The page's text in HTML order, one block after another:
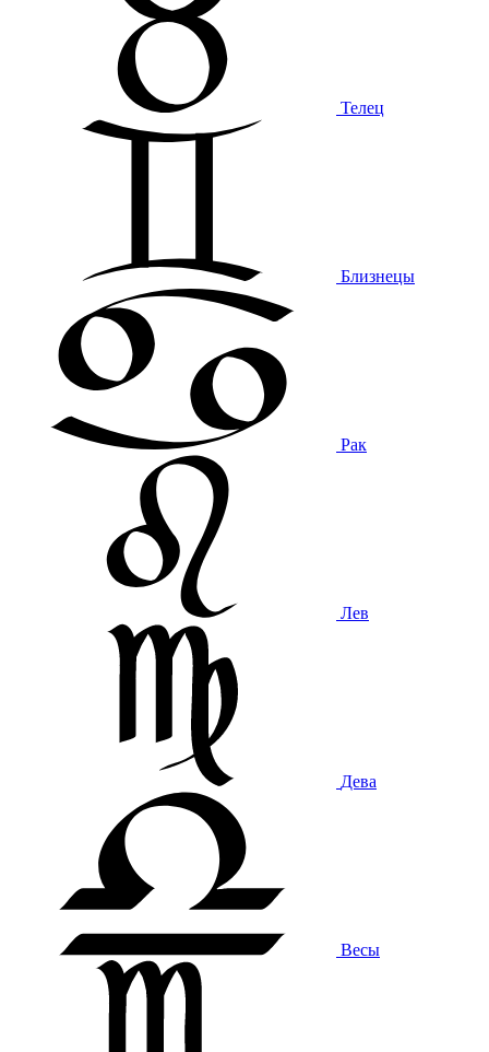
Телец
Близнецы
Рак
Лев
Дева
Весы